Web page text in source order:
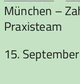
um
Zahn
München –
Praxisteam
15.